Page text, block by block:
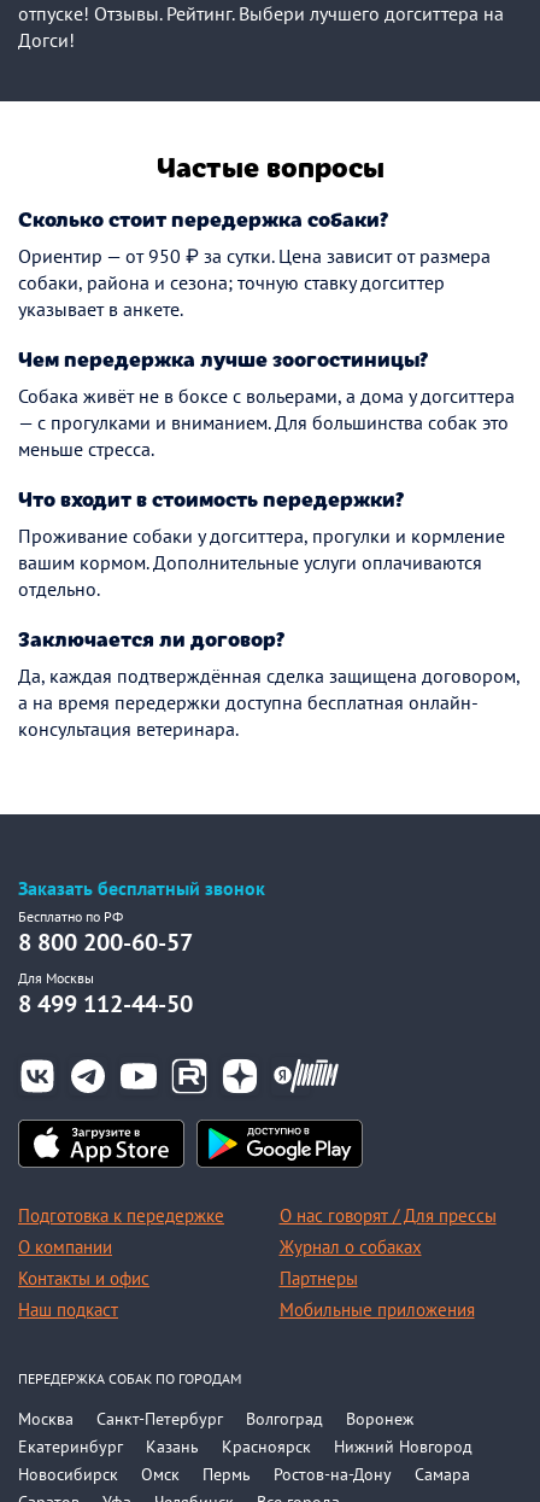
отпуске! Отзывы. Рейтинг. Выбери лучшего догситтера на
Догси!
Частые вопросы
Сколько стоит передержка собаки?
Ориентир — от 950 ₽ за сутки. Цена зависит от размера
собаки, района и сезона; точную ставку догситтер
указывает в анкете.
Чем передержка лучше зоогостиницы?
Собака живёт не в боксе с вольерами, а дома у догситтера
— с прогулками и вниманием. Для большинства собак это
меньше стресса.
Что входит в стоимость передержки?
Проживание собаки у догситтера, прогулки и кормление
вашим кормом. Дополнительные услуги оплачиваются
отдельно.
Заключается ли договор?
Да, каждая подтверждённая сделка защищена договором,
а на время передержки доступна бесплатная онлайн-
консультация ветеринара.
Заказать бесплатный звонок
Бесплатно по РФ
8 800 200-60-57
Для Москвы
8 499 112-44-50
Подготовка к передержке
О компании
Контакты и офис
Наш подкаст
О нас говорят / Для прессы
Журнал о собаках
Партнеры
Мобильные приложения
ПЕРЕДЕРЖКА СОБАК ПО ГОРОДАМ
Москва Санкт-Петербург Волгоград
Воронеж
Екатеринбург
Казань Красноярск
Нижний Новгород
Новосибирск
Омск Пермь Ростов-на-Дону
Самара